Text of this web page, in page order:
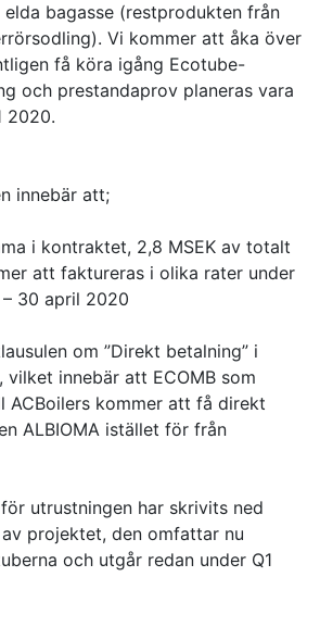
bagasse (restprodukten från
Vi kommer att åka över
få köra igång Ecotube-
och prestandaprov planeras vara
2020.
innebär att;
i kontraktet, 2,8 MSEK av totalt
att faktureras i olika rater under
30 april 2020
om ”Direkt betalning” i
innebär att ECOMB som
ACBoilers kommer att få direkt
ALBIOMA istället för från
utrustningen har skrivits ned
projektet, den omfattar nu
och utgår redan under Q1